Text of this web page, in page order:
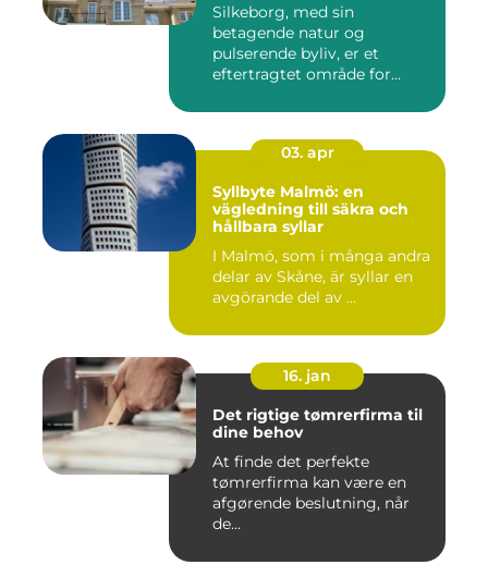
Silkeborg, med sin
betagende natur og
pulserende byliv, er et
eftertragtet område for
03. apr
Syllbyte Malmö: en
vägledning till säkra och
hållbara syllar
I Malmö, som i många andra
delar av Skåne, är syllar en
avgörande del av ...
16. jan
Det rigtige tømrerfirma til
dine behov
At finde det perfekte
tømrerfirma kan være en
afgørende beslutning, når
de...